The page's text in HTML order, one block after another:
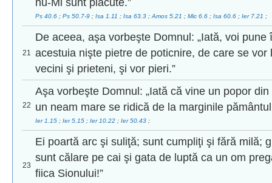
nu-Mi sunt plăcute.”
Ps 40.6 ; Ps 50.7-9 ; Isa 1.11 ; Isa 63.3 ; Amos 5.21 ; Mic 6.6 ; Isa 60.6 ; Ier 7.21 ;
21
De aceea, aşa vorbeşte Domnul: „Iată, voi pune
acestuia nişte pietre de poticnire, de care se
vecini şi prieteni, şi vor pieri.”
22
Aşa vorbeşte Domnul: „Iată că vine un popor
un neam mare se ridică de la marginile
Ier 1.15 ; Ier 5.15 ; Ier 10.22 ; Ier 50.43 ;
23
Ei poartă arc şi suliţă; sunt cumpliţi şi fără milă;
sunt călare pe cai şi gata de luptă ca un om
fiica Sionului!”